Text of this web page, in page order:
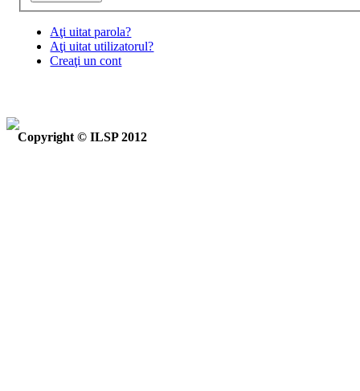
Aţi uitat parola?
Aţi uitat utilizatorul?
Creaţi un cont
Copyright © ILSP 2012